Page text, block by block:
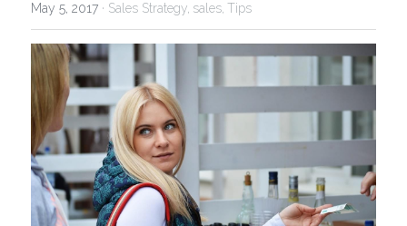
May 5, 2017 · Sales Strategy, sales, Tips